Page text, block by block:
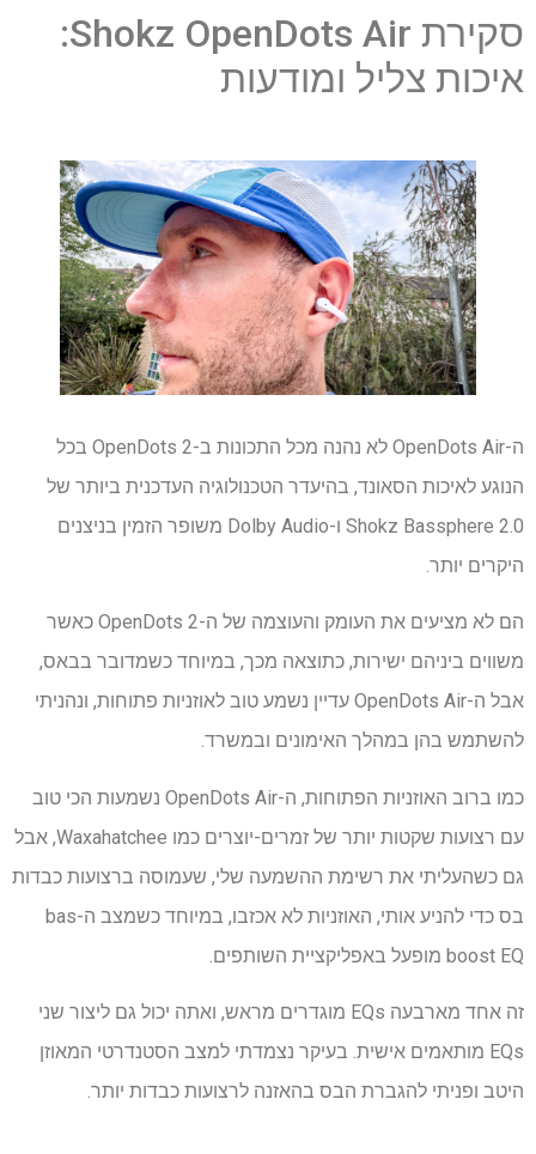
סקירת Shokz OpenDots Air:
איכות צליל ומודעות
ה-OpenDots Air לא נהנה מכל התכונות ב-OpenDots 2 בכל
הנוגע לאיכות הסאונד, בהיעדר הטכנולוגיה העדכנית ביותר של
Shokz Bassphere 2.0 ו-Dolby Audio משופר הזמין בניצנים
היקרים יותר.
הם לא מציעים את העומק והעוצמה של ה-OpenDots 2 כאשר
משווים ביניהם ישירות, כתוצאה מכך, במיוחד כשמדובר בבאס,
אבל ה-OpenDots Air עדיין נשמע טוב לאוזניות פתוחות, ונהניתי
להשתמש בהן במהלך האימונים ובמשרד.
כמו ברוב האוזניות הפתוחות, ה-OpenDots Air נשמעות הכי טוב
עם רצועות שקטות יותר של זמרים-יוצרים כמו Waxahatchee, אבל
גם כשהעליתי את רשימת ההשמעה שלי, שעמוסה ברצועות כבדות
בס כדי להניע אותי, האוזניות לא אכזבו, במיוחד כשמצב ה-bas
boost EQ מופעל באפליקציית השותפים.
זה אחד מארבעה EQs מוגדרים מראש, ואתה יכול גם ליצור שני
EQs מותאמים אישית. בעיקר נצמדתי למצב הסטנדרטי המאוזן
היטב ופניתי להגברת הבס בהאזנה לרצועות כבדות יותר.